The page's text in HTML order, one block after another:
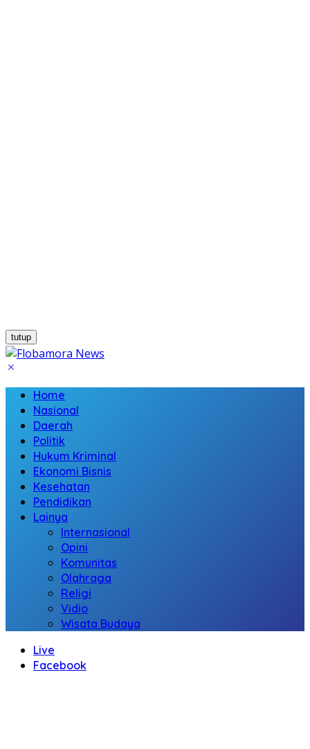
tutup
Home
Nasional
Daerah
Politik
Hukum Kriminal
Ekonomi Bisnis
Kesehatan
Pendidikan
Lainya
Internasional
Opini
Komunitas
Olahraga
Religi
Vidio
Wisata Budaya
Live
Facebook